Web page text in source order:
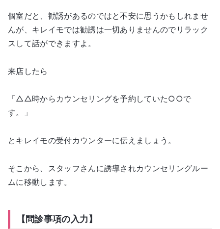
個室だと、勧誘があるのではと不安に思うかもしれませ
んが、キレイモでは勧誘は一切ありませんのでリラック
スして話ができますよ。
来店したら
「△△時からカウンセリングを予約していた○○で
す。」
とキレイモの受付カウンターに伝えましょう。
そこから、スタッフさんに誘導されカウンセリングルー
ムに移動します。
【問診事項の入力】